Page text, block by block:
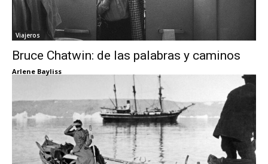
Viajeros
Bruce Chatwin: de las palabras y caminos
Arlene Bayliss